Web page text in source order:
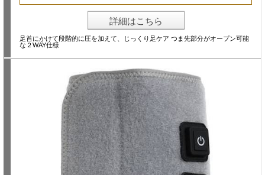
詳細はこちら
足首にかけて段階的に圧を加えて、じっくり足ケア つま先部分がオープン可能
な２WAY仕様